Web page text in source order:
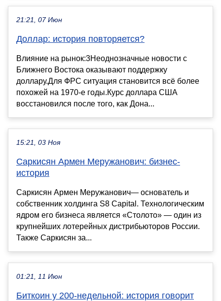
21:21, 07 Июн
Доллар: история повторяется?
Влияние на рынок:3Неоднозначные новости с
Ближнего Востока оказывают поддержку
доллару.Для ФРС ситуация становится всё более
похожей на 1970-е годы.Курс доллара США
восстановился после того, как Дона...
15:21, 03 Ноя
Саркисян Армен Меружанович: бизнес-
история
Саркисян Армен Меружанович— основатель и
собственник холдинга S8 Capital. Технологическим
ядром его бизнеса является «Столото» — один из
крупнейших лотерейных дистрибьюторов России.
Также Саркисян за...
01:21, 11 Июн
Биткоин у 200-недельной: история говорит